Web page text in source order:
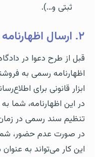
ثبتی و…).
۲. ارسال اظهارنامه و اخطار قانونی
قبل از طرح دعوا در
اظهارنامه رسمی به
ابزار قانونی برای
در این اظهارنامه، شما
تنظیم سند رسمی در
در صورت عدم حضور،
این کار می‌تواند به